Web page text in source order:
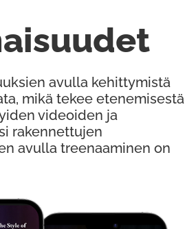
avulla kehittymistä
mikä tekee etenemisestä
videoiden ja
rakennettujen
avulla treenaaminen on